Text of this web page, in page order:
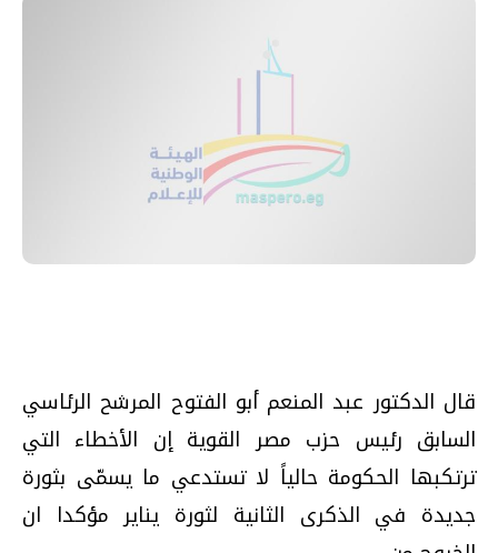
قال الدكتور عبد المنعم أبو الفتوح المرشح الرئاسي
السابق رئيس حزب مصر القوية إن الأخطاء التي
ترتكبها الحكومة حالياً لا تستدعي ما يسمّى بثورة
جديدة في الذكرى الثانية لثورة يناير مؤكدا ان